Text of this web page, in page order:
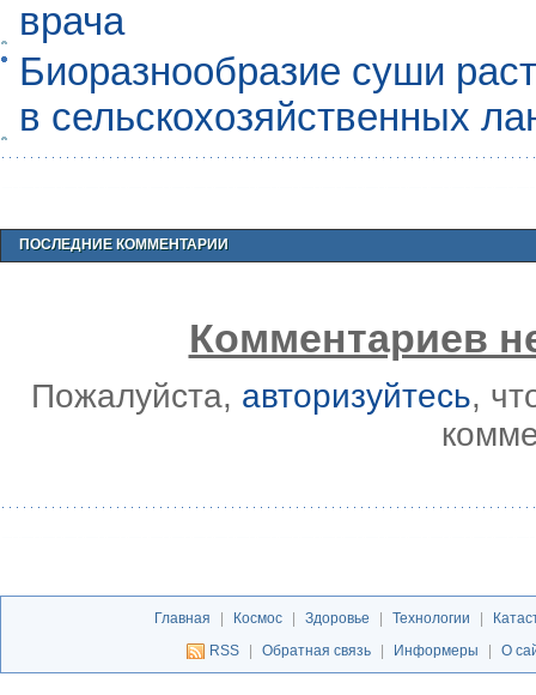
врача
Биоразнообразие суши
в сельскохозяйственных
ПОСЛЕДНИЕ КОММЕНТАРИИ
Комментариев
Пожалуйста, авторизуйтесь,
Главная | Космос | Здоровье | Технологии |
RSS
| Обратная связь | Информеры | О